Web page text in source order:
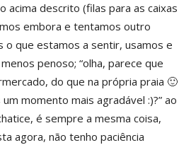
acima descrito (filas para as caixas
embora e tentamos outro
o que estamos a sentir, usamos e
penoso; “olha, parece que
do que na própria praia 🙂
momento mais agradável :)?” ao
é sempre a mesma coisa,
agora, não tenho paciência